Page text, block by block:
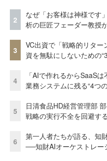
2
なぜ「お客様は神様です
析の巨匠フェーダー教授
3
VC出資で「戦略的リタ
資を無駄にしないための
4
「AIで作れるからSaaS
業務システムに残る“4つ
5
日清食品HD経営管理部
戦略の実行不全を回避す
6
第一人者たちが語る、知
──知財AIオーケストレー